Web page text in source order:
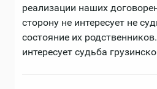
реализации наших
сторону не интересует не
состояние их
интересует судьба